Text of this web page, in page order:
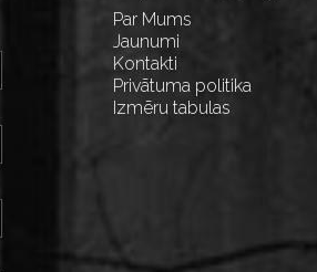
Par Mums
Jaunumi
Kontakti
Privātuma politika
Izmēru tabulas